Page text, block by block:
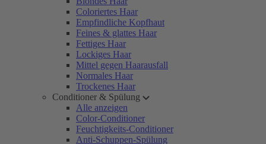
Coloriertes Haar
Empfindliche Kopfhaut
Feines & glattes Haar
Fettiges Haar
Lockiges Haar
Mittel gegen Haarausfall
Normales Haar
Trockenes Haar
Conditioner & Spülung
Alle anzeigen
Color-Conditioner
Feuchtigkeits-Conditioner
Anti-Schuppen-Spülung